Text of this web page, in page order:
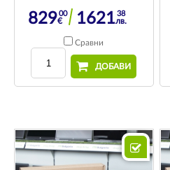
82900
€ 162138
лв.
Сравни
ДОБАВИ